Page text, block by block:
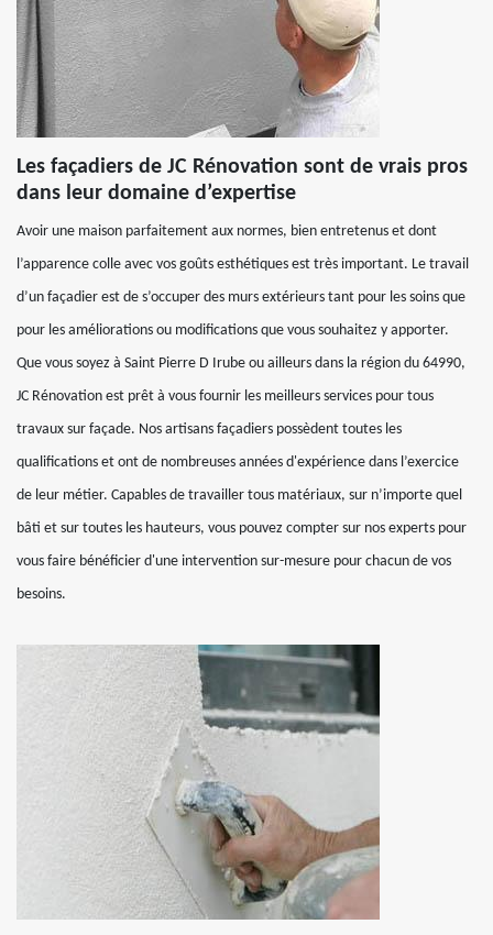
Les façadiers de JC Rénovation sont de vrais pros
dans leur domaine d’expertise
Avoir une maison parfaitement aux normes, bien entretenus et dont
l’apparence colle avec vos goûts esthétiques est très important. Le travail
d’un façadier est de s’occuper des murs extérieurs tant pour les soins que
pour les améliorations ou modifications que vous souhaitez y apporter.
Que vous soyez à Saint Pierre D Irube ou ailleurs dans la région du 64990,
JC Rénovation est prêt à vous fournir les meilleurs services pour tous
travaux sur façade. Nos artisans façadiers possèdent toutes les
qualifications et ont de nombreuses années d'expérience dans l’exercice
de leur métier. Capables de travailler tous matériaux, sur n’importe quel
bâti et sur toutes les hauteurs, vous pouvez compter sur nos experts pour
vous faire bénéficier d'une intervention sur-mesure pour chacun de vos
besoins.